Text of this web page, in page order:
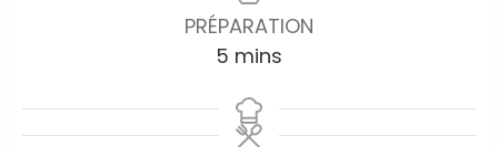
PRÉPARATION
5 mins